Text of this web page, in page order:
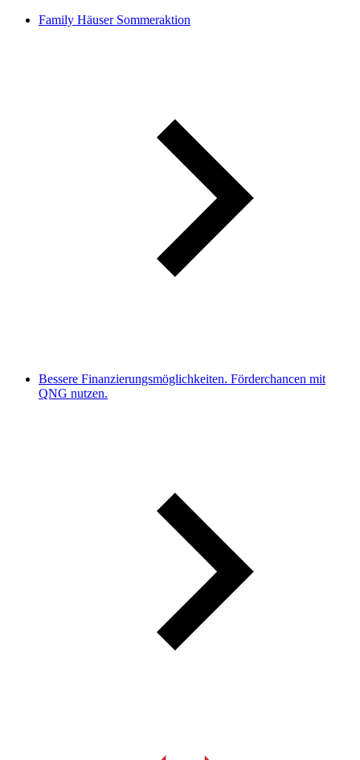
Family Häuser Sommeraktion
Bessere Finanzierungsmöglichkeiten. Förderchancen mit
QNG nutzen.